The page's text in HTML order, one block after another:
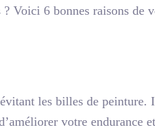
6 bonnes raisons de
les billes de
votre endurance